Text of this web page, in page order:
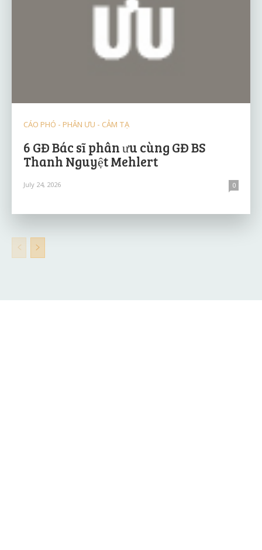
CÁO PHÓ - PHÂN ƯU - CẢM TẠ
6 GĐ Bác sĩ phân ưu cùng GĐ BS
Thanh Nguyệt Mehlert
July 24, 2026 0